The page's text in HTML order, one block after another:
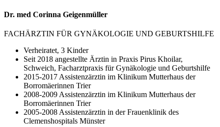
Dr. med Corinna Geigenmüller
FACHÄRZTIN FÜR GYNÄKOLOGIE UND GEBURTSHILFE
Verheiratet, 3 Kinder
Seit 2018 angestellte Ärztin in Praxis Pirus Khoilar,
Schweich, Facharztpraxis für Gynäkologie und Geburtshilfe
2015-2017 Assistenzärztin im Klinikum Mutterhaus der
Borromäerinnen Trier
2008-2009 Assistenzärztin im Klinikum Mutterhaus der
Borromäerinnen Trier
2005-2008 Assistenzärztin in der Frauenklinik des
Clemenshospitals Münster